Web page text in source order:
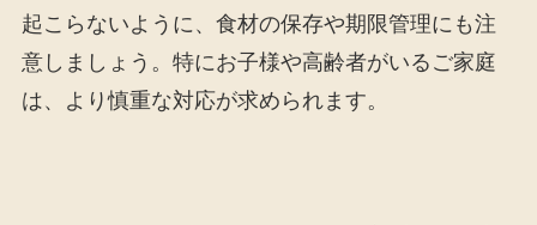
起こらないように、食材の保存や期限管理にも注
意しましょう。特にお子様や高齢者がいるご家庭
は、より慎重な対応が求められます。